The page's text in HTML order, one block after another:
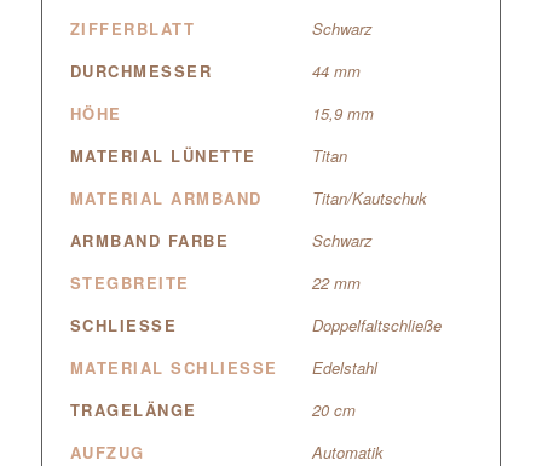
ZIFFERBLATT
Schwarz
DURCHMESSER
44 mm
HÖHE
15,9 mm
MATERIAL LÜNETTE
Titan
MATERIAL ARMBAND
Titan/Kautschuk
ARMBAND FARBE
Schwarz
STEGBREITE
22 mm
SCHLIESSE
Doppelfaltschließe
MATERIAL SCHLIESSE
Edelstahl
TRAGELÄNGE
20 cm
AUFZUG
Automatik